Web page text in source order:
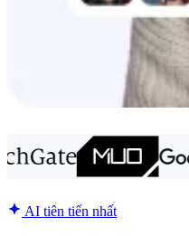
AI tiên tiến nhất